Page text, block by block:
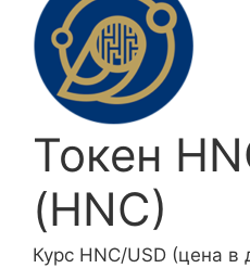
Токен
(HNC)
Курс HNC/USD (цена